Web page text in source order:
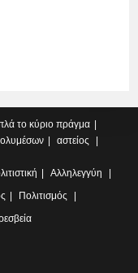
το κύριο πράγμα
αστείος
Αλληλεγγύη
Πολιτισμός